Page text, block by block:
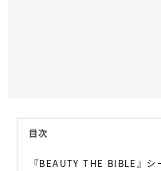
目次
『BEAUTY THE BIBLE』シ